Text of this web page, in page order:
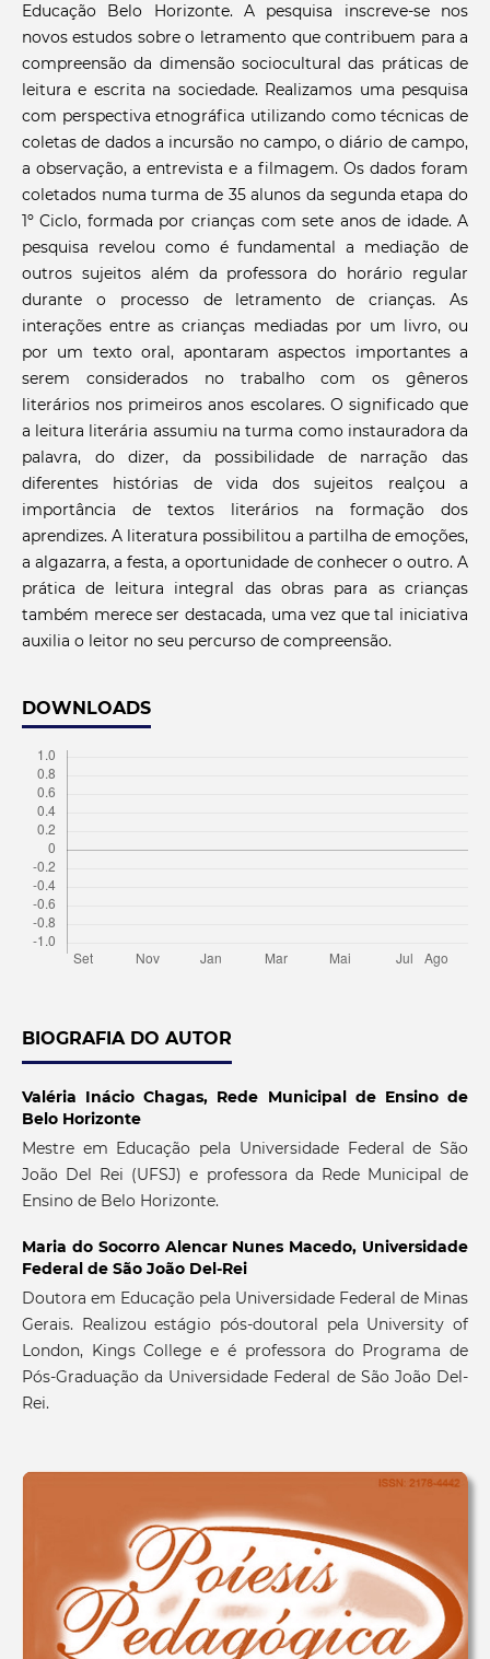
Educação Belo Horizonte. A pesquisa inscreve-se nos
novos estudos sobre o letramento que contribuem para a
compreensão da dimensão sociocultural das práticas de
leitura e escrita na sociedade. Realizamos uma pesquisa
com perspectiva etnográfica utilizando como técnicas de
coletas de dados a incursão no campo, o diário de campo,
a observação, a entrevista e a filmagem. Os dados foram
coletados numa turma de 35 alunos da segunda etapa do
1º Ciclo, formada por crianças com sete anos de idade. A
pesquisa revelou como é fundamental a mediação de
outros sujeitos além da professora do horário regular
durante o processo de letramento de crianças. As
interações entre as crianças mediadas por um livro, ou
por um texto oral, apontaram aspectos importantes a
serem considerados no trabalho com os gêneros
literários nos primeiros anos escolares. O significado que
a leitura literária assumiu na turma como instauradora da
palavra, do dizer, da possibilidade de narração das
diferentes histórias de vida dos sujeitos realçou a
importância de textos literários na formação dos
aprendizes. A literatura possibilitou a partilha de emoções,
a algazarra, a festa, a oportunidade de conhecer o outro. A
prática de leitura integral das obras para as crianças
também merece ser destacada, uma vez que tal iniciativa
auxilia o leitor no seu percurso de compreensão.
DOWNLOADS
BIOGRAFIA DO AUTOR
Valéria Inácio Chagas, Rede Municipal de Ensino de
Belo Horizonte
Mestre em Educação pela Universidade Federal de São
João Del Rei (UFSJ) e professora da Rede Municipal de
Ensino de Belo Horizonte.
Maria do Socorro Alencar Nunes Macedo, Universidade
Federal de São João Del-Rei
Doutora em Educação pela Universidade Federal de Minas
Gerais. Realizou estágio pós-doutoral pela University of
London, Kings College e é professora do Programa de
Pós-Graduação da Universidade Federal de São João Del-
Rei.